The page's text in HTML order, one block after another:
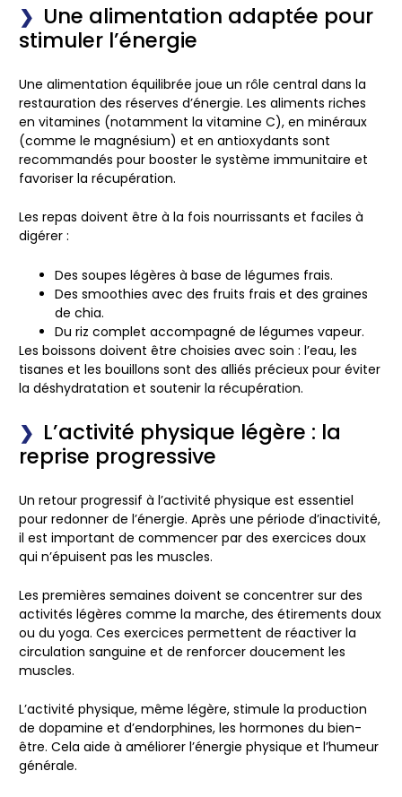
Une alimentation adaptée pour
stimuler l’énergie
Une alimentation équilibrée joue un rôle central dans la
restauration des réserves d’énergie. Les aliments riches
en vitamines (notamment la vitamine C), en minéraux
(comme le magnésium) et en antioxydants sont
recommandés pour booster le système immunitaire et
favoriser la récupération.
Les repas doivent être à la fois nourrissants et faciles à
digérer :
Des soupes légères à base de légumes frais.
Des smoothies avec des fruits frais et des graines
de chia.
Du riz complet accompagné de légumes vapeur.
Les boissons doivent être choisies avec soin : l’eau, les
tisanes et les bouillons sont des alliés précieux pour éviter
la déshydratation et soutenir la récupération.
L’activité physique légère : la
reprise progressive
Un retour progressif à l’activité physique est essentiel
pour redonner de l’énergie. Après une période d’inactivité,
il est important de commencer par des exercices doux
qui n’épuisent pas les muscles.
Les premières semaines doivent se concentrer sur des
activités légères comme la marche, des étirements doux
ou du yoga. Ces exercices permettent de réactiver la
circulation sanguine et de renforcer doucement les
muscles.
L’activité physique, même légère, stimule la production
de dopamine et d’endorphines, les hormones du bien-
être. Cela aide à améliorer l’énergie physique et l’humeur
générale.